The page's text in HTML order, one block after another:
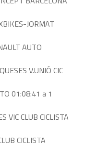
JORMAT
AUTO
V.UNIÓ CIC
01:08:41 a 1
VIC CLUB CICLISTA
CICLISTA